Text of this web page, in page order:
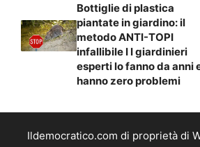
Bottiglie di plastica
piantate in giardino: il
metodo ANTI-TOPI
infallibile I I giardinieri
esperti lo fanno da anni
hanno zero problemi
Ildemocratico.com di proprietà di